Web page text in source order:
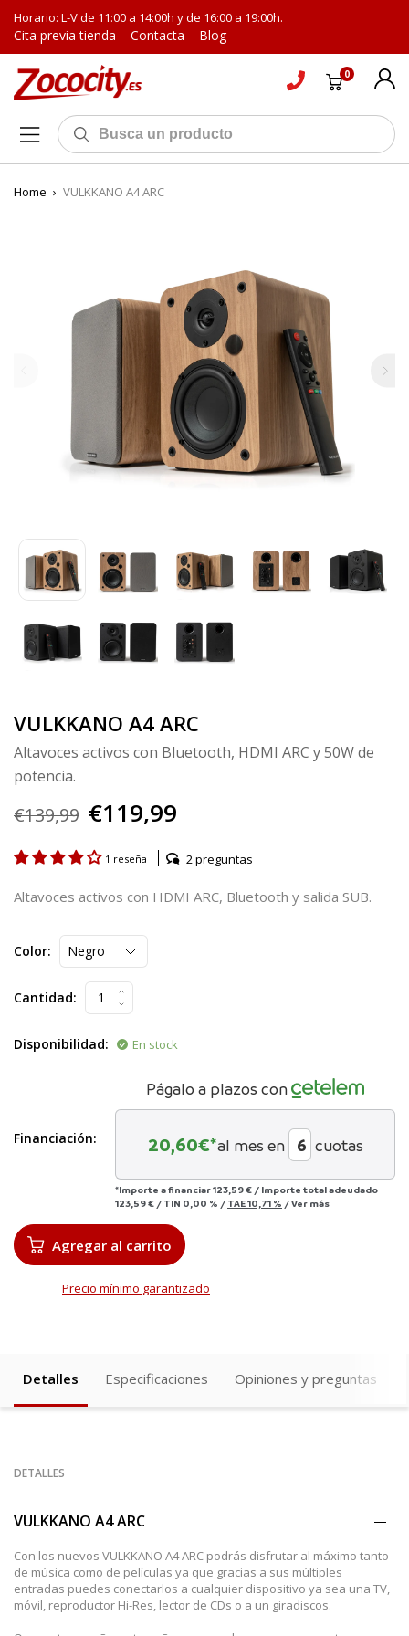
Horario: L-V de 11:00 a 14:00h y de 16:00 a 19:00h.
Cita previa tienda Contacta Blog
0
Home › VULKKANO A4 ARC
VULKKANO A4 ARC
Altavoces activos con Bluetooth, HDMI ARC y 50W de
potencia.
€139,99 €119,99
1 reseña 2 preguntas
Altavoces activos con HDMI ARC, Bluetooth y salida SUB.
Color:
Cantidad:
Disponibilidad: En stock
Financiación:
Págalo a plazos con
20,60€*al mes en cuotas
*Importe a financiar123,59 € / Importe total adeudado
123,59 € / TIN 0,00 % / TAE10,71 % /Ver más
Agregar al carrito
Precio mínimo garantizado
Detalles Especificaciones Opiniones y preguntas
DETALLES
VULKKANO A4 ARC
Con los nuevos VULKKANO A4 ARC podrás disfrutar al máximo tanto
de música como de películas ya que gracias a sus múltiples
entradas puedes conectarlos a cualquier dispositivo ya sea una TV,
móvil, reproductor Hi-Res, lector de CDs o a un giradiscos.